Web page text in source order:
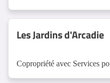
Les Jardins d'Arcadie
Copropriété avec Services